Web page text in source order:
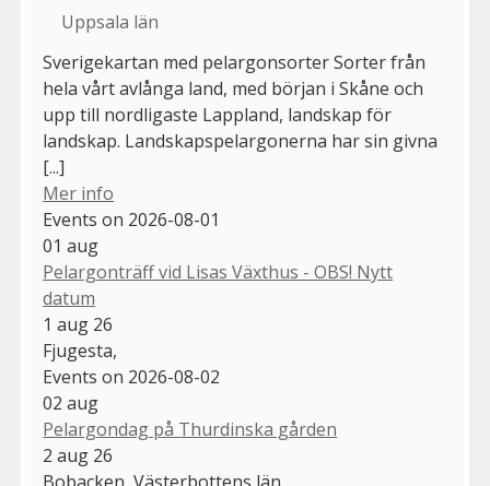
Uppsala län
Sverigekartan med pelargonsorter Sorter från
hela vårt avlånga land, med början i Skåne och
upp till nordligaste Lappland, landskap för
landskap. Landskapspelargonerna har sin givna
[...]
Mer info
Events on 2026-08-01
01 aug
Pelargonträff vid Lisas Växthus - OBS! Nytt
datum
1 aug 26
Fjugesta,
Events on 2026-08-02
02 aug
Pelargondag på Thurdinska gården
2 aug 26